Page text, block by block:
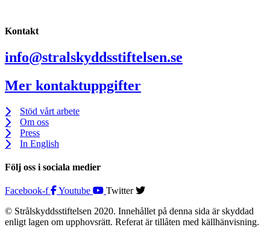
Kontakt
info@stralskyddsstiftelsen.se
Mer kontaktuppgifter
Stöd vårt arbete
Om oss
Press
In English
Följ oss i sociala medier
Facebook-f Youtube
Twitter
© Strålskyddsstiftelsen 2020. Innehållet på denna sida är skyddad
enligt lagen om upphovsrätt. Referat är tillåten med källhänvisning.